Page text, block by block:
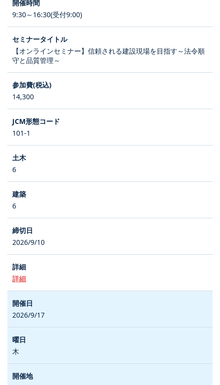
9:30～16:30(受付9:00)
【オンラインセミナー】信頼される建設現場を目指す～法令順
守と品質管理～
14,300
101-1
6
6
2026/9/10
詳細
2026/9/17
木